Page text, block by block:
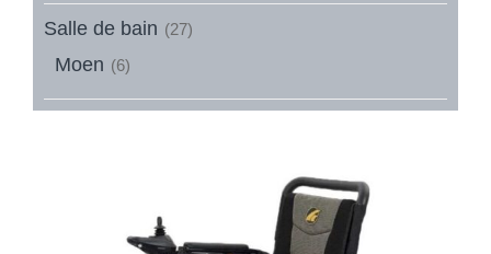
Salle de bain (27)
Moen (6)